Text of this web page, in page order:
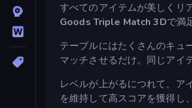
すべてのアイテムが美しくリ
Goods Triple Match 3Dで満
テーブルにはたくさんのキュ
マッチさせるだけ。同じアイ
レベルが上がるにつれて、ア
を維持して高スコアを獲得し